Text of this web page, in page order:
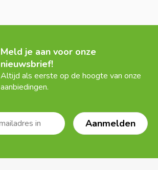
Meld je aan voor onze
nieuwsbrief!
Altijd als eerste op de hoogte van onze
aanbiedingen.